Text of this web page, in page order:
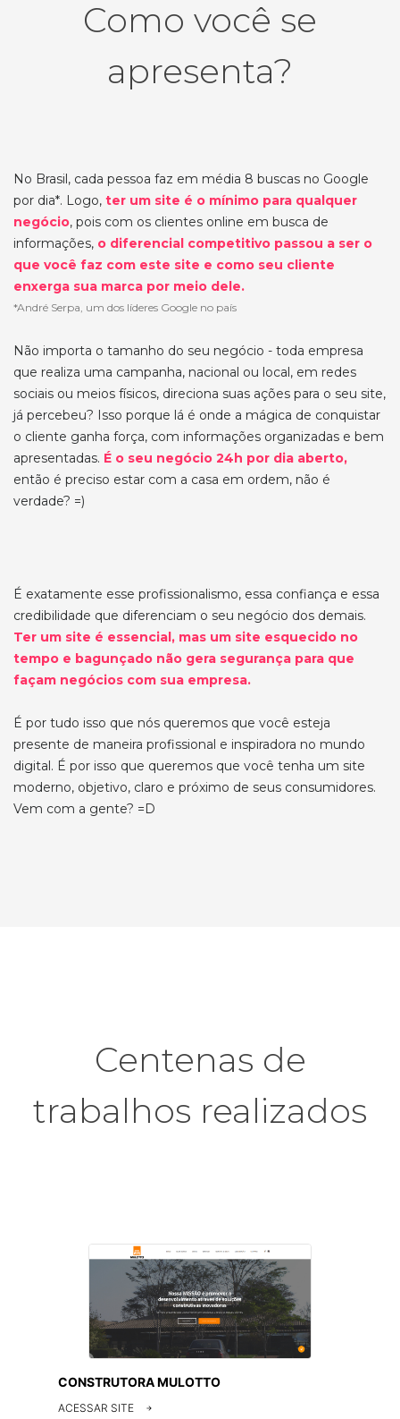
Como você se
apresenta?
No Brasil, cada pessoa faz em média 8 buscas no Google
por dia*. Logo, ter um site é o mínimo para qualquer
negócio, pois com os clientes online em busca de
informações, o diferencial competitivo passou a ser o
que você faz com este site e como seu cliente
enxerga sua marca por meio dele.
*André Serpa, um dos líderes Google no país
Não importa o tamanho do seu negócio - toda empresa
que realiza uma campanha, nacional ou local, em redes
sociais ou meios físicos, direciona suas ações para o seu site,
já percebeu? Isso porque lá é onde a mágica de conquistar
o cliente ganha força, com informações organizadas e bem
apresentadas. É o seu negócio 24h por dia aberto,
então é preciso estar com a casa em ordem, não é
verdade? =)
É exatamente esse profissionalismo, essa confiança e essa
credibilidade que diferenciam o seu negócio dos demais.
Ter um site é essencial, mas um site esquecido no
tempo e bagunçado não gera segurança para que
façam negócios com sua empresa.
É por tudo isso que nós queremos que você esteja
presente de maneira profissional e inspiradora no mundo
digital. É por isso que queremos que você tenha um site
moderno, objetivo, claro e próximo de seus consumidores.
Vem com a gente? =D
Centenas de
trabalhos realizados
CONSTRUTORA MULOTTO
ACESSAR SITE 